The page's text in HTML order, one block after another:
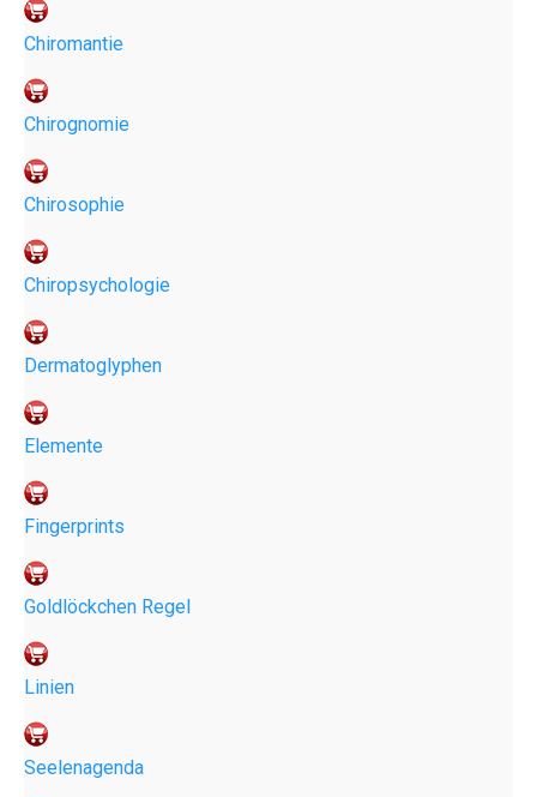
Chiromantie
Chirognomie
Chirosophie
Chiropsychologie
Dermatoglyphen
Elemente
Fingerprints
Goldlöckchen Regel
Linien
Seelenagenda